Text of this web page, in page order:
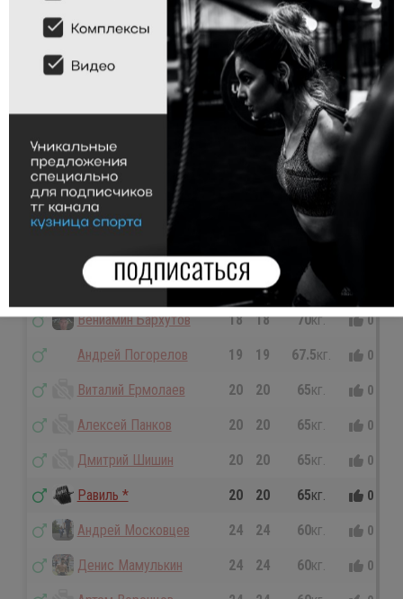
Иван Крупин 8 8 85 0
Дмитрий Копасов 10 82.5кг. 0
Александр Коротков 11 11 80кг. 0
12 77.5кг.
Глеб Нюркин 75кг.
Кирилл Кузаков 75кг.
Ильнар Галимзянов 75кг.
Aleksey Titov 17 17 72.5
Вениамин Бархутов 18 18 70кг. 0 0
Андрей Погорелов 19 19 67.5кг. 0
Виталий Ермолаев 20 20 65кг. 0
Алексей Панков 20 20 65кг. 0
Дмитрий Шишин 20 20 65кг. 0
Равиль * 20 20 65кг. 0
Андрей Московцев 24 24 60кг. 0
Денис Мамулькин 24 24 60кг. 0